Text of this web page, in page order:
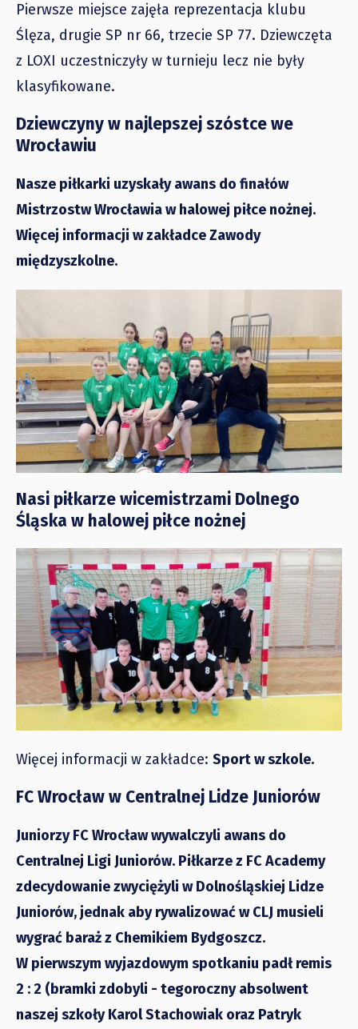
Pierwsze miejsce zajęła reprezentacja klubu
Ślęza, drugie SP nr 66, trzecie SP 77. Dziewczęta
z LOXI uczestniczyły w turnieju lecz nie były
klasyfikowane.
Dziewczyny w najlepszej szóstce we
Wrocławiu
Nasze piłkarki uzyskały awans do finałów
Mistrzostw Wrocławia w halowej piłce nożnej.
Więcej informacji w zakładce Zawody
międzyszkolne.
Nasi piłkarze wicemistrzami Dolnego
Śląska w halowej piłce nożnej
Więcej informacji w zakładce: Sport w szkole.
FC Wrocław w Centralnej Lidze Juniorów
Juniorzy FC Wrocław wywalczyli awans do
Centralnej Ligi Juniorów. Piłkarze z FC Academy
zdecydowanie zwyciężyli w Dolnośląskiej Lidze
Juniorów, jednak aby rywalizować w CLJ musieli
wygrać baraż z Chemikiem Bydgoszcz.
W pierwszym wyjazdowym spotkaniu padł remis
2 : 2 (bramki zdobyli - tegoroczny absolwent
naszej szkoły Karol Stachowiak oraz Patryk